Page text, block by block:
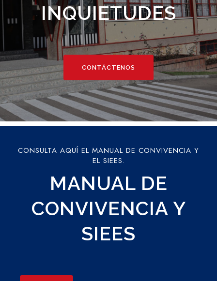
INQUIETUDES
CONTÁCTENOS
CONSULTA AQUÍ EL MANUAL DE CONVIVENCIA Y
EL SIEES.
MANUAL DE
CONVIVENCIA Y
SIEES